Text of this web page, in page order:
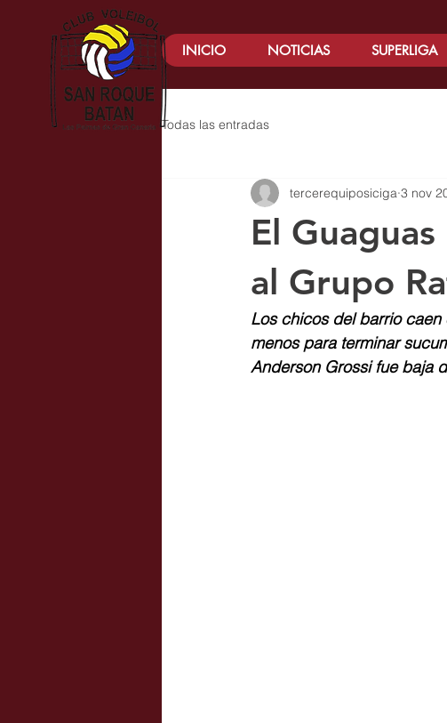
INICIO NOTICIAS SUPERLIGA
Todas las entradas
El
al Grupo
tercerequiposiciga 3 nov
Los chicos del barrio
menos para terminar
Anderson Grossi fue baja